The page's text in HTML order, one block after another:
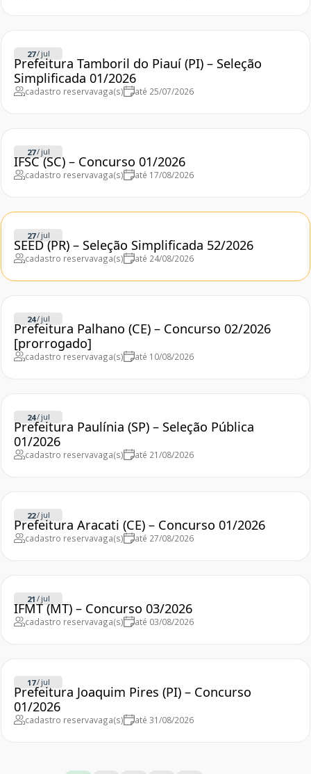
27/ jul
Prefeitura Tamboril do Piauí (PI) – Seleção
Simplificada 01/2026
cadastro reservavaga(s) até 25/07/2026
27/ jul
IFSC (SC) – Concurso 01/2026
cadastro reservavaga(s) até 17/08/2026
27/ jul
SEED (PR) – Seleção Simplificada 52/2026
cadastro reservavaga(s) até 24/08/2026
24/ jul
Prefeitura Palhano (CE) – Concurso 02/2026
[prorrogado]
cadastro reservavaga(s) até 10/08/2026
24/ jul
Prefeitura Paulínia (SP) – Seleção Pública
01/2026
cadastro reservavaga(s) até 21/08/2026
22/ jul
Prefeitura Aracati (CE) – Concurso 01/2026
cadastro reservavaga(s) até 27/08/2026
21 / jul
IFMT (MT) – Concurso 03/2026
cadastro reservavaga(s) até 03/08/2026
17/ jul
Prefeitura Joaquim Pires (PI) – Concurso
01/2026
cadastro reservavaga(s) até 31/08/2026